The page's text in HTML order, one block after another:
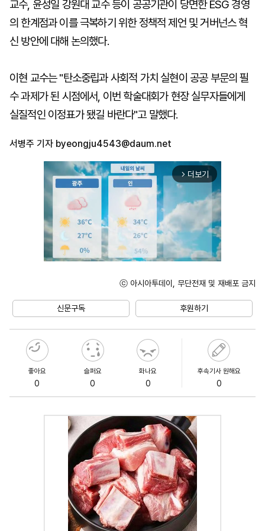
교수, 윤성일 강원대 교수 등이 공공기관이 당면한 ESG 경영
의 한계점과 이를 극복하기 위한 정책적 제언 및 거버넌스 혁
신 방안에 대해 논의했다.
이현 교수는 "탄소중립과 사회적 가치 실현이 공공 부문의 필
수 과제가 된 시점에서, 이번 학술대회가 현장 실무자들에게
실질적인 이정표가 됐길 바란다"고 말했다.
서병주 기자 byeongju4543@daum.net
arrow_forward_ios 더보기
ⓒ 아시아투데이, 무단전재 및 재배포 금지
신문구독 후원하기
좋아요
0
슬퍼요
0
화나요
0
후속기사 원해요
0